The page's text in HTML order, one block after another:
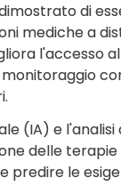
di
mediche a
l'accesso
(IA) e
delle
predire le